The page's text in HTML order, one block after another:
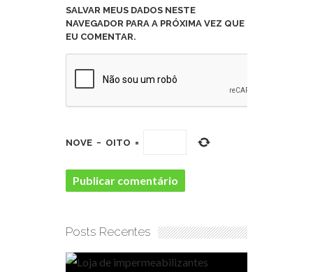
SALVAR MEUS DADOS NESTE
NAVEGADOR PARA A PRÓXIMA VEZ QUE
EU COMENTAR.
NOVE − OITO =
Posts Recentes